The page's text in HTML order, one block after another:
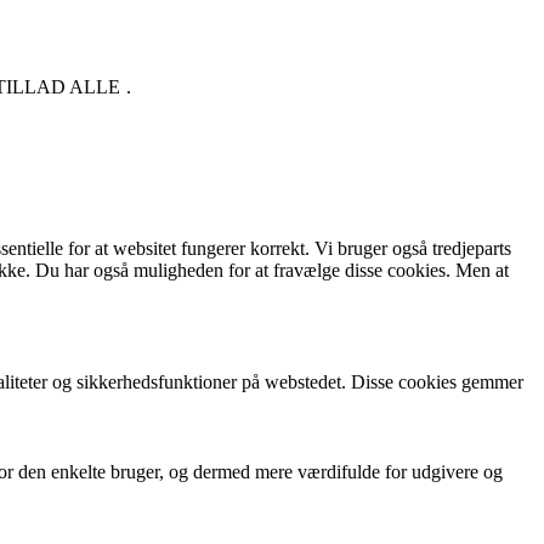
ALLE .
for at websitet fungerer korrekt. Vi bruger også tredjeparts
Du har også muligheden for at fravælge disse cookies. Men at
og sikkerhedsfunktioner på webstedet. Disse cookies gemmer
den enkelte bruger, og dermed mere værdifulde for udgivere og